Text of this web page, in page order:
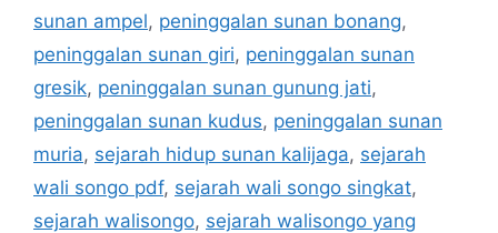
sunan ampel, peninggalan sunan bonang,
peninggalan sunan giri, peninggalan sunan
gresik, peninggalan sunan gunung jati,
peninggalan sunan kudus, peninggalan sunan
muria, sejarah hidup sunan kalijaga, sejarah
wali songo pdf, sejarah wali songo singkat,
sejarah walisongo, sejarah walisongo yang